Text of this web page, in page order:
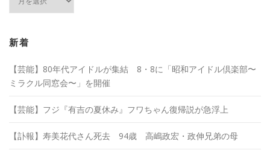
ブ
新着
【芸能】80年代アイドルが集結 8・8に「昭和アイドル倶楽部〜
ミラクル同窓会〜」を開催
【芸能】フジ『有吉の夏休み』フワちゃん復帰説が急浮上
【訃報】寿美花代さん死去 94歳 高嶋政宏・政伸兄弟の母